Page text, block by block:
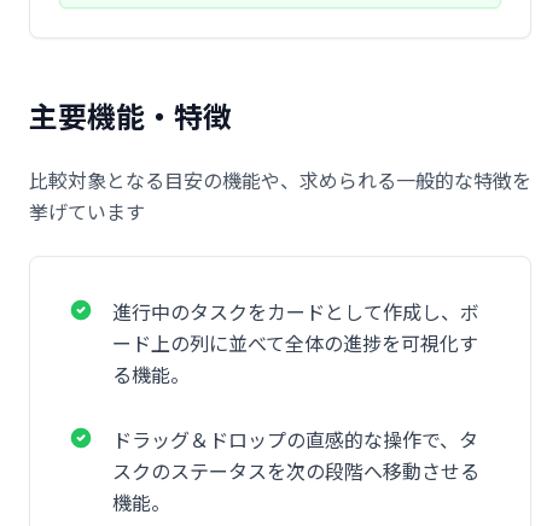
主要機能・特徴
比較対象となる目安の機能や、求められる一般的な特徴を
挙げています
進行中のタスクをカードとして作成し、ボ
ード上の列に並べて全体の進捗を可視化す
る機能。
ドラッグ＆ドロップの直感的な操作で、タ
スクのステータスを次の段階へ移動させる
機能。